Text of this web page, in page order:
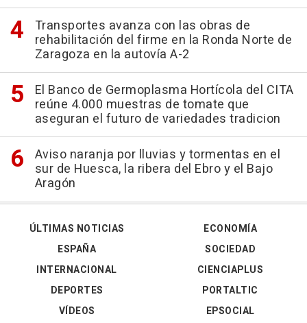
Transportes avanza con las obras de
rehabilitación del firme en la Ronda Norte de
Zaragoza en la autovía A-2
El Banco de Germoplasma Hortícola del CITA
reúne 4.000 muestras de tomate que
aseguran el futuro de variedades tradicion
Aviso naranja por lluvias y tormentas en el
sur de Huesca, la ribera del Ebro y el Bajo
Aragón
ÚLTIMAS NOTICIAS
ESPAÑA
INTERNACIONAL
DEPORTES
VÍDEOS
ECONOMÍA
SOCIEDAD
CIENCIAPLUS
PORTALTIC
EPSOCIAL